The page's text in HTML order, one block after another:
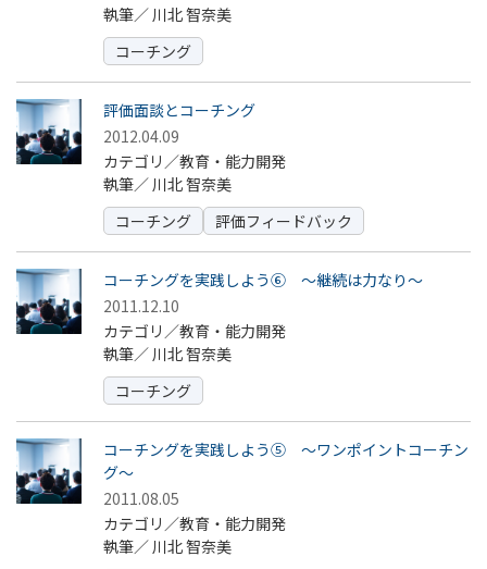
執筆／川北 智奈美
コーチング
評価面談とコーチング
2012.04.09
カテゴリ／教育・能力開発
執筆／川北 智奈美
コーチング
評価フィードバック
コーチングを実践しよう⑥ ～継続は力なり～
2011.12.10
カテゴリ／教育・能力開発
執筆／川北 智奈美
コーチング
コーチングを実践しよう⑤ ～ワンポイントコーチン
グ～
2011.08.05
カテゴリ／教育・能力開発
執筆／川北 智奈美